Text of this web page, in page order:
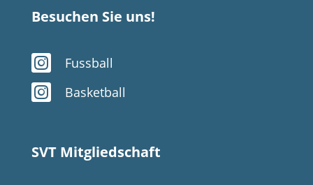
Besuchen Sie uns!
 Fussball
 Basketball
SVT Mitgliedschaft